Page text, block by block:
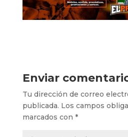
Enviar
Tu dirección de correo
publicada. Los campos
marcados con *